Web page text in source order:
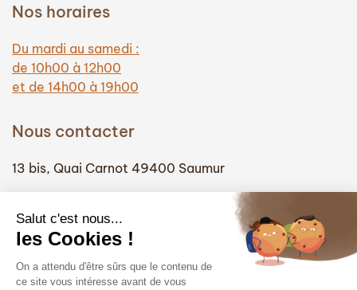
Nos horaires
Du mardi au samedi :
de 10h00 à 12h00
et de 14h00 à 19h00
Nous contacter
13 bis, Quai Carnot 49400 Saumur
info@hautefidelite-saumur.com
Liens